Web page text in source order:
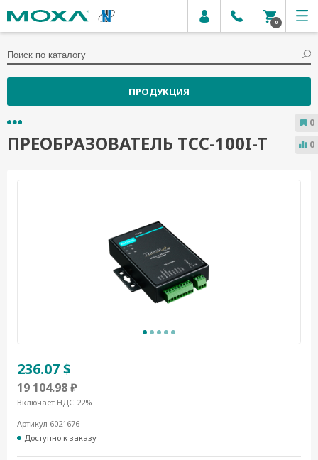
0
ПРОДУКЦИЯ
ПРЕОБРАЗОВАТЕЛЬ TCC-100I-T
236.07 $
19 104.98 ₽
Включает НДС 22%
Артикул 6021676
Доступно к заказу
0
0